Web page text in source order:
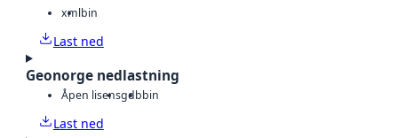
xmlbin
Last ned
Geonorge nedlastning
Åpen lisensgdbbin
Last ned